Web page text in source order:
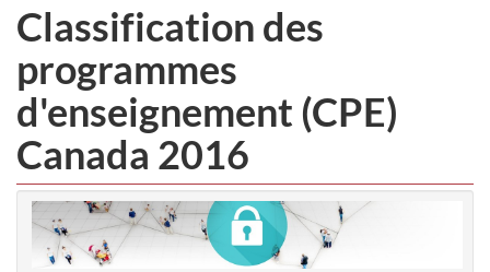
Classification des
programmes
d'enseignement (CPE)
Canada 2016